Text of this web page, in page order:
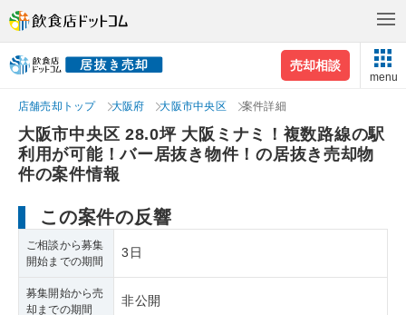
売却相談
menu
店舗売却トップ 大阪府 大阪市中央区 案件詳細
大阪市中央区 28.0坪 大阪ミナミ！複数路線の駅
利用が可能！バー居抜き物件！の居抜き売却物
件の案件情報
この案件の反響
ご相談から募集
開始までの期間
3日
募集開始から売
却までの期間
非公開